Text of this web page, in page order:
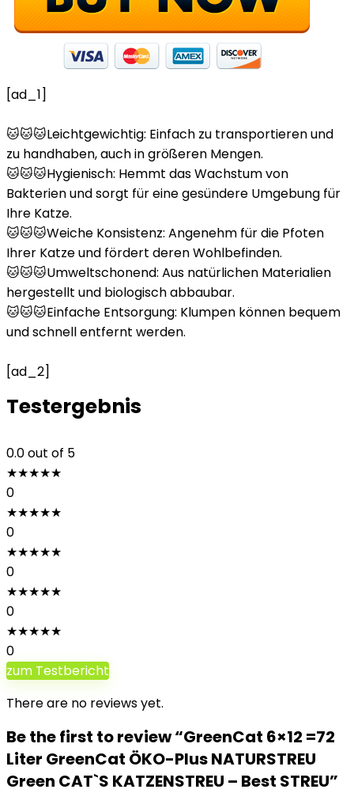
[ad_1]
🐱🐱🐱Leichtgewichtig: Einfach zu transportieren und
zu handhaben, auch in größeren Mengen.
🐱🐱🐱Hygienisch: Hemmt das Wachstum von
Bakterien und sorgt für eine gesündere Umgebung für
Ihre Katze.
🐱🐱🐱Weiche Konsistenz: Angenehm für die Pfoten
Ihrer Katze und fördert deren Wohlbefinden.
🐱🐱🐱Umweltschonend: Aus natürlichen Materialien
hergestellt und biologisch abbaubar.
🐱🐱🐱Einfache Entsorgung: Klumpen können bequem
und schnell entfernt werden.
[ad_2]
Testergebnis
0.0out of 5
★★★★★
0
★★★★★
0
★★★★★
0
★★★★★
0
★★★★★
0
zum Testbericht
There are no reviews yet.
Be the first to review “GreenCat 6×12 =72
Liter GreenCat ÖKO-Plus NATURSTREU
Green CAT`S KATZENSTREU – Best STREU”